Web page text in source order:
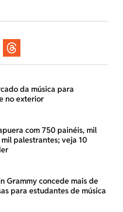
da música para
no exterior
com 750 painéis, mil
palestrantes; veja 10
Grammy concede mais de
para estudantes de música